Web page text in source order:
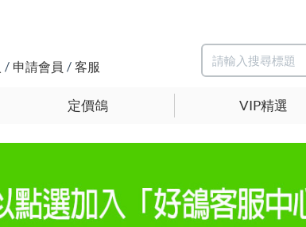
/ 申請會員 / 客服
定價鴿 VIP精選